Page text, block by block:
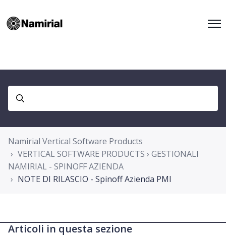
Namirial Vertical Software Products
VERTICAL SOFTWARE PRODUCTS › GESTIONALI
NAMIRIAL - SPINOFF AZIENDA
NOTE DI RILASCIO - Spinoff Azienda PMI
Articoli in questa sezione